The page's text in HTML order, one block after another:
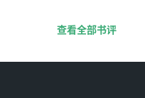
查看全部书评